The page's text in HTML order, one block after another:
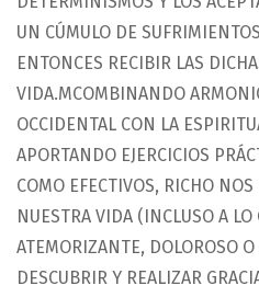
UN CÚMULO DE
ENTONCES RECIBIR LAS
VIDA.MCOMBINANDO
OCCIDENTAL CON LA
APORTANDO EJERCICIOS
COMO EFECTIVOS, RICHO
NUESTRA VIDA (INCLUSO A LO
ATEMORIZANTE, DOLOROSO
DESCUBRIR Y REALIZAR